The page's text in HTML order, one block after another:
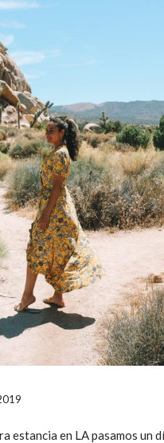
estancia en LA pasamos un